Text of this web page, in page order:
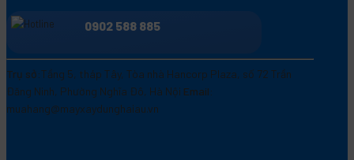
0902 588 885
Trụ sở:Tầng 5, tháp Tây, Tòa nhà Hancorp Plaza, số 72 Trần
Đăng Ninh, Phường Nghĩa Đô, Hà Nội Email:
muahang@mayxaydunghaiau.vn